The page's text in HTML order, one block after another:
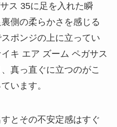
ス 35に足を入れた瞬
側の柔らかさを感じる
ポンジの上に立ってい
キ エア ズーム ペガサス
真っ直ぐに立つのがこ
います。
とその不安定感はすぐ